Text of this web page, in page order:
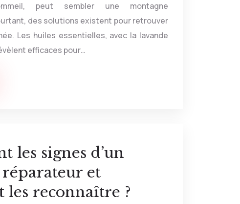
peut sembler une montagne
des solutions existent pour retrouver
Les huiles essentielles, avec la lavande
efficaces pour…
les signes d’un
et
les reconnaître ?